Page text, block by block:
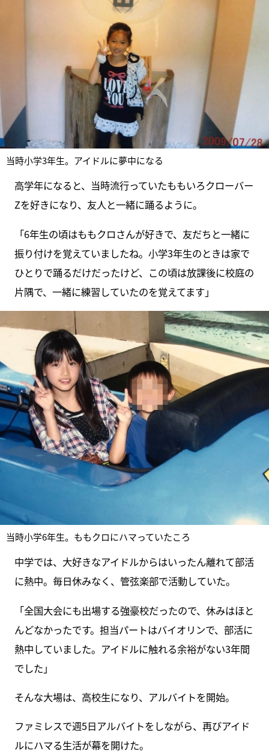
当時小学3年生。アイドルに夢中になる
高学年になると、当時流行っていたももいろクローバー
Zを好きになり、友人と一緒に踊るように。
「6年生の頃はももクロさんが好きで、友だちと一緒に
振り付けを覚えていましたね。小学3年生のときは家で
ひとりで踊るだけだったけど、この頃は放課後に校庭の
片隅で、一緒に練習していたのを覚えてます」
当時小学6年生。ももクロにハマっていたころ
中学では、大好きなアイドルからはいったん離れて部活
に熱中。毎日休みなく、管弦楽部で活動していた。
「全国大会にも出場する強豪校だったので、休みはほと
んどなかったです。担当パートはバイオリンで、部活に
熱中していました。アイドルに触れる余裕がない3年間
でした」
そんな大場は、高校生になり、アルバイトを開始。
ファミレスで週5日アルバイトをしながら、再びアイド
ルにハマる生活が幕を開けた。